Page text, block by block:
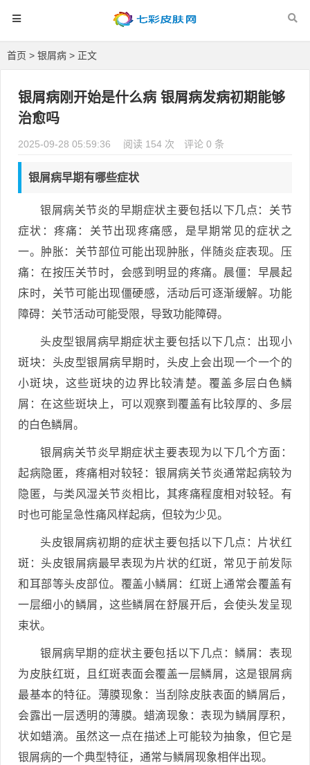
首页 > 银屑病 > 正文
银屑病刚开始是什么病 银屑病发病初期能够
治愈吗
2025-09-28 05:59:36 阅读 154 次 评论 0 条
银屑病早期有哪些症状
银屑病关节炎的早期症状主要包括以下几点：关节
症状：疼痛：关节出现疼痛感，是早期常见的症状之
一。肿胀：关节部位可能出现肿胀，伴随炎症表现。压
痛：在按压关节时，会感到明显的疼痛。晨僵：早晨起
床时，关节可能出现僵硬感，活动后可逐渐缓解。功能
障碍：关节活动可能受限，导致功能障碍。
头皮型银屑病早期症状主要包括以下几点：出现小
斑块：头皮型银屑病早期时，头皮上会出现一个一个的
小斑块，这些斑块的边界比较清楚。覆盖多层白色鳞
屑：在这些斑块上，可以观察到覆盖有比较厚的、多层
的白色鳞屑。
银屑病关节炎早期症状主要表现为以下几个方面：
起病隐匿，疼痛相对较轻：银屑病关节炎通常起病较为
隐匿，与类风湿关节炎相比，其疼痛程度相对较轻。有
时也可能呈急性痛风样起病，但较为少见。
头皮银屑病初期的症状主要包括以下几点：片状红
斑：头皮银屑病最早表现为片状的红斑，常见于前发际
和耳部等头皮部位。覆盖小鳞屑：红斑上通常会覆盖有
一层细小的鳞屑，这些鳞屑在舒展开后，会使头发呈现
束状。
银屑病早期的症状主要包括以下几点：鳞屑：表现
为皮肤红斑，且红斑表面会覆盖一层鳞屑，这是银屑病
最基本的特征。薄膜现象：当刮除皮肤表面的鳞屑后，
会露出一层透明的薄膜。蜡滴现象：表现为鳞屑厚积，
状如蜡滴。虽然这一点在描述上可能较为抽象，但它是
银屑病的一个典型特征，通常与鳞屑现象相伴出现。